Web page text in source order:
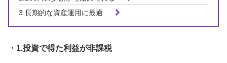
3.長期的な資産運用に最適
・1.投資で得た利益が非課税